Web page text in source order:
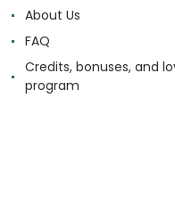
About Us
FAQ
Credits, bonuses, and
program